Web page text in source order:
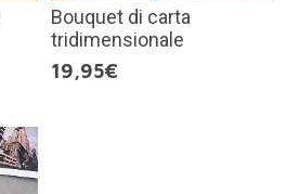
Bouquet di carta
tridimensionale
19,95€